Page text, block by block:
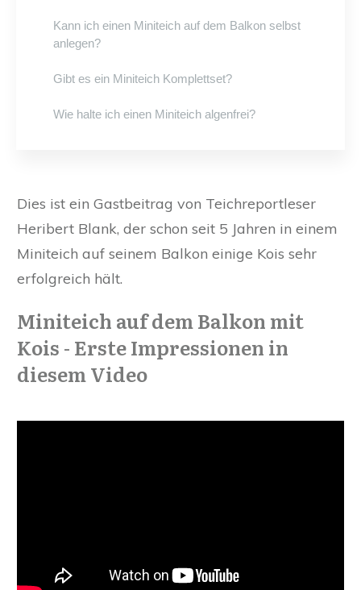
Kann ich einen Miniteich auf dem Balkon selbst
anlegen?
Gibt es ein Miniteich Komplettset?
Wie halte ich einen Miniteich algenfrei?
Dies ist ein Gastbeitrag von Teichreportleser
Heribert Blank, der schon seit 5 Jahren in einem
Miniteich auf seinem Balkon einige Kois sehr
erfolgreich hält.
Miniteich auf dem Balkon mit
Kois - Erste Impressionen in
diesem Video